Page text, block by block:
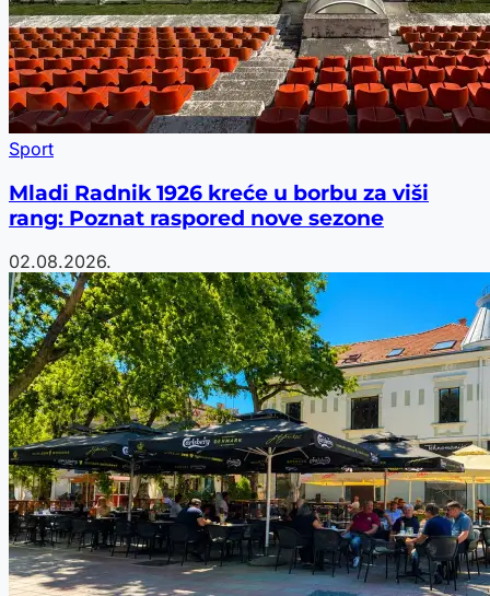
Sport
Mladi Radnik 1926 kreće u borbu za viši
rang: Poznat raspored nove sezone
02.08.2026.